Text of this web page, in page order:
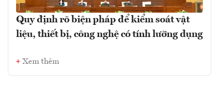
Quy định rõ biện pháp để kiểm soát vật
liệu, thiết bị, công nghệ có tính lưỡng dụng
Xem thêm